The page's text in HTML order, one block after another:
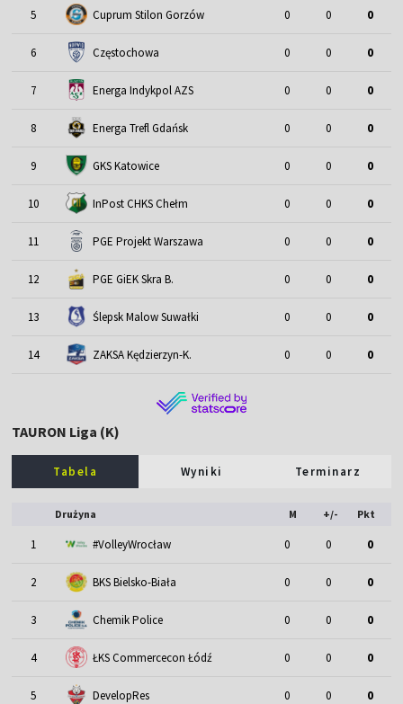
5 Cuprum Stilon Gorzów 0 0 0
6 Częstochowa 0 0 0
7 Energa Indykpol AZS 0 0 0
8 Energa Trefl Gdańsk 0 0 0
9 GKS Katowice 0 0 0
10 InPost CHKS Chełm 0 0 0
11 PGE Projekt Warszawa 0 0 0
12 PGE GiEK Skra B. 0 0 0
13 Ślepsk Malow Suwałki 0 0 0
14 ZAKSA Kędzierzyn-K. 0 0 0
TAURON Liga (K)
Tabela Wyniki Terminarz
Drużyna M +/- Pkt
1 #VolleyWrocław 0 0 0
2 BKS Bielsko-Biała 0 0 0
3 Chemik Police 0 0 0
4 ŁKS Commercecon Łódź 0 0 0
5 DevelopRes 0 0 0